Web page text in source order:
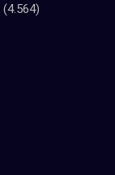
(4.564)